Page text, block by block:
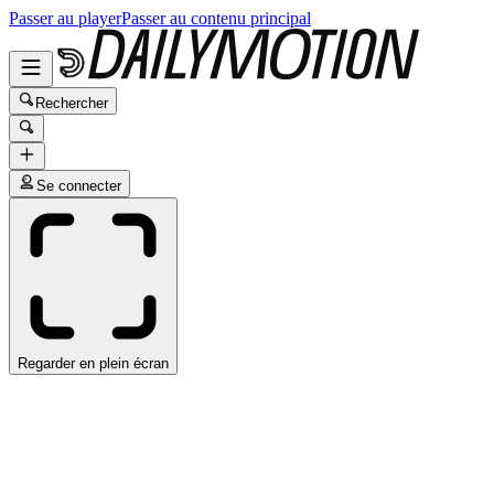
Passer au playerPasser au contenu principal
Rechercher
Se connecter
Regarder en plein écran